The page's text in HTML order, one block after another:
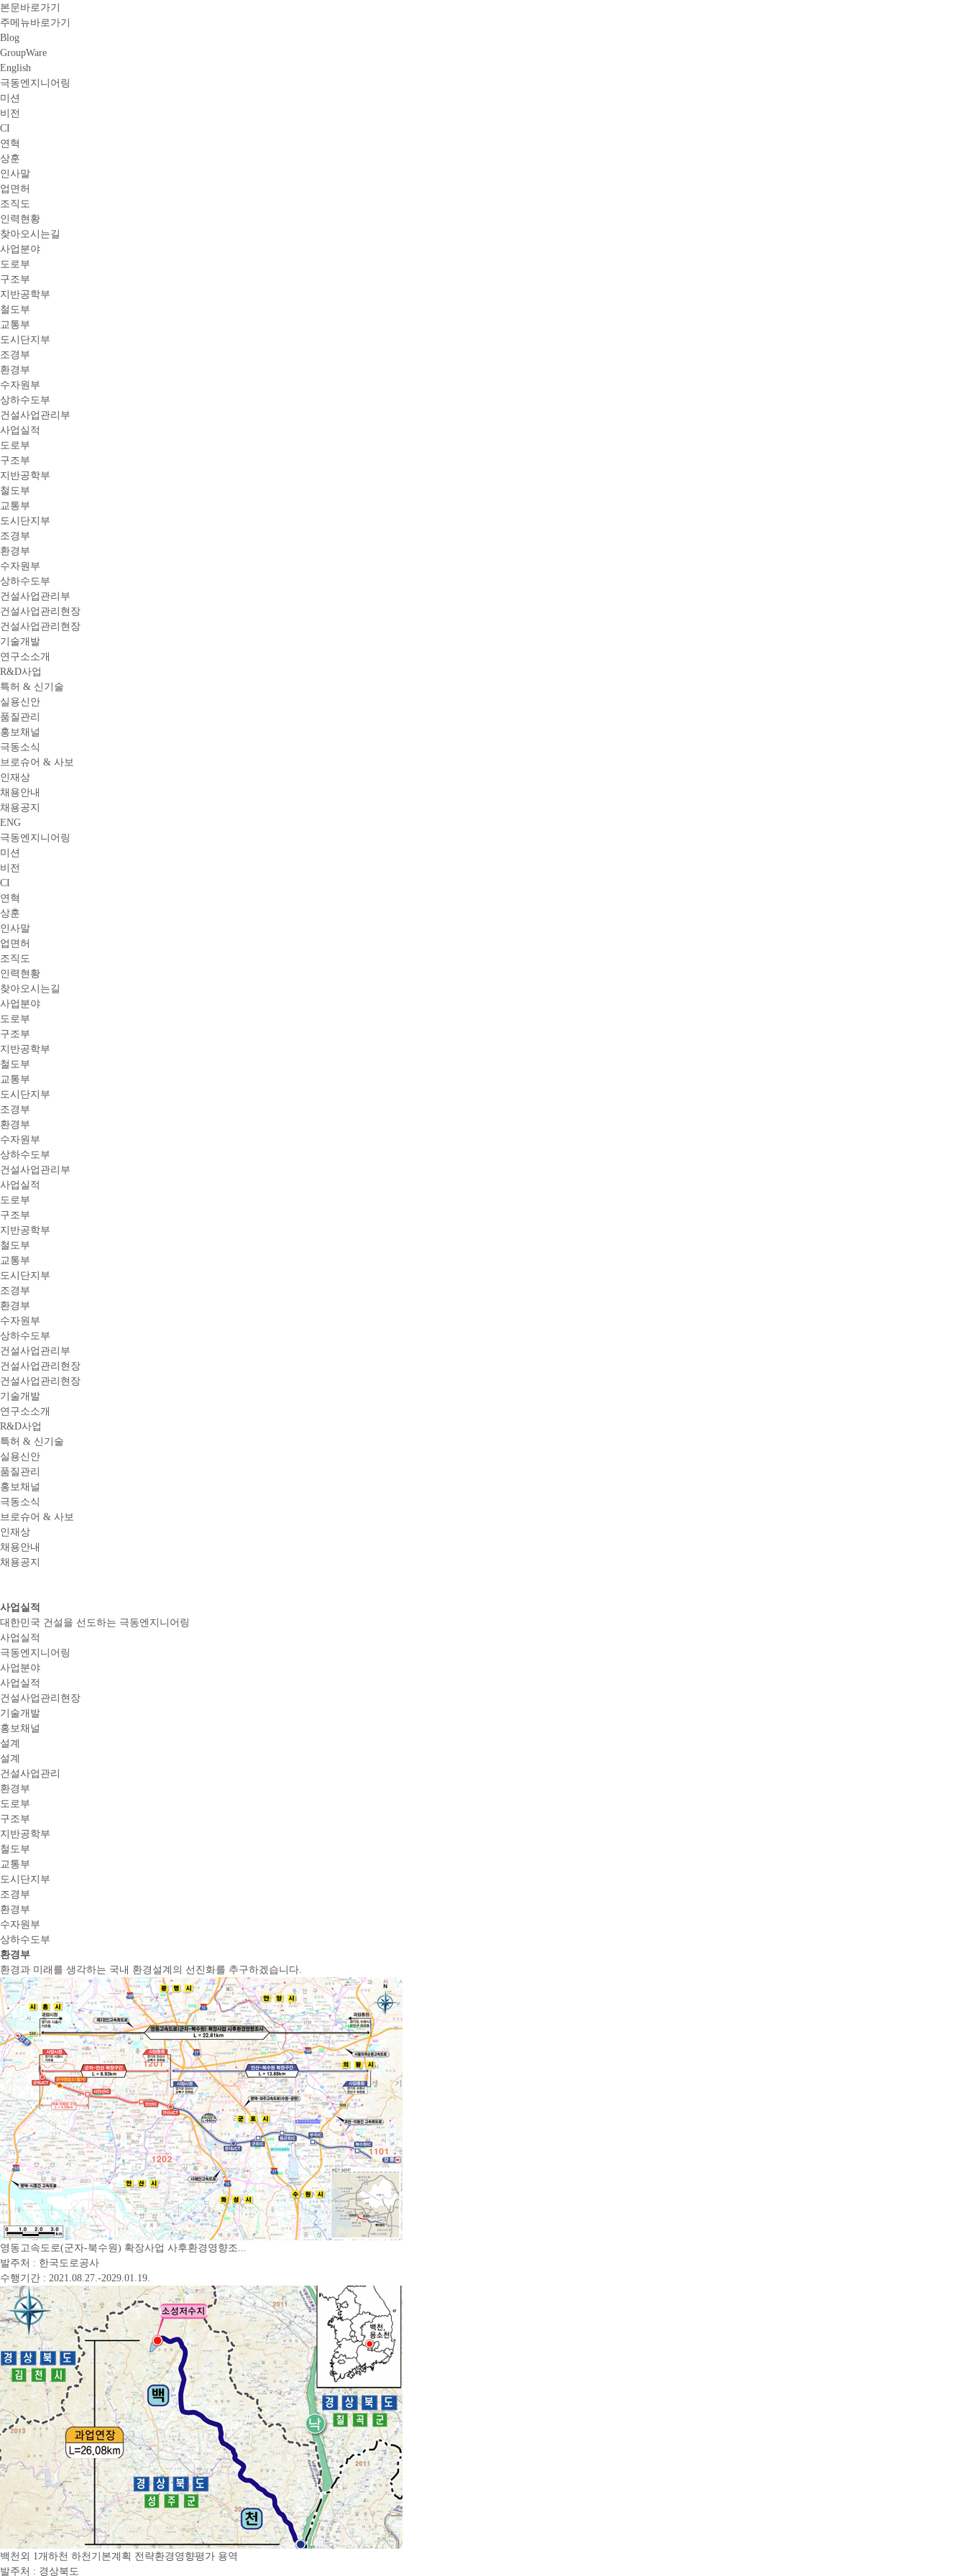
본문바로가기
주메뉴바로가기
Blog
GroupWare
English
극동엔지니어링
미션
비전
CI
연혁
상훈
인사말
업면허
조직도
인력현황
찾아오시는길
사업분야
도로부
구조부
지반공학부
철도부
교통부
도시단지부
조경부
환경부
수자원부
상하수도부
건설사업관리부
사업실적
도로부
구조부
지반공학부
철도부
교통부
도시단지부
조경부
환경부
수자원부
상하수도부
건설사업관리부
건설사업관리현장
건설사업관리현장
기술개발
연구소소개
R&D사업
특허 & 신기술
실용신안
품질관리
홍보채널
극동소식
브로슈어 & 사보
인재상
채용안내
채용공지
ENG
극동엔지니어링
미션
비전
CI
연혁
상훈
인사말
업면허
조직도
인력현황
찾아오시는길
사업분야
도로부
구조부
지반공학부
철도부
교통부
도시단지부
조경부
환경부
수자원부
상하수도부
건설사업관리부
사업실적
도로부
구조부
지반공학부
철도부
교통부
도시단지부
조경부
환경부
수자원부
상하수도부
건설사업관리부
건설사업관리현장
건설사업관리현장
기술개발
연구소소개
R&D사업
특허 & 신기술
실용신안
품질관리
홍보채널
극동소식
브로슈어 & 사보
인재상
채용안내
채용공지
사업실적
대한민국 건설을 선도하는 극동엔지니어링
사업실적
극동엔지니어링
사업분야
사업실적
건설사업관리현장
기술개발
홍보채널
설계
설계
건설사업관리
환경부
도로부
구조부
지반공학부
철도부
교통부
도시단지부
조경부
환경부
수자원부
상하수도부
환경부
환경과 미래를 생각하는 국내 환경설계의 선진화를 추구하겠습니다.
영동고속도로(군자-북수원) 확장사업 사후환경영향조...
발주처 : 한국도로공사
수행기간 : 2021.08.27.-2029.01.19.
백천외 1개하천 하천기본계획 전략환경영향평가 용역
발주처 : 경상북도